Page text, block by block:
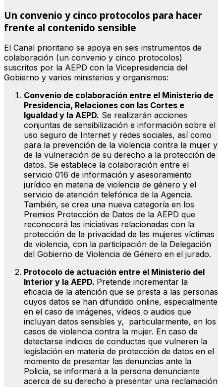
Un convenio y cinco protocolos para hacer
frente al contenido sensible
El Canal prioritario se apoya en seis instrumentos de
colaboración (un convenio y cinco protocolos)
suscritos por la AEPD con la Vicepresidencia del
Gobierno y varios ministerios y organismos:
Convenio de colaboración entre el Ministerio de
Presidencia, Relaciones con las Cortes e
Igualdad y la AEPD. Se realizarán acciones
conjuntas de sensibilización e información sobre el
uso seguro de Internet y redes sociales, así como
para la prevención de la violencia contra la mujer y
de la vulneración de su derecho a la protección de
datos. Se establece la colaboración entre el
servicio 016 de información y asesoramiento
jurídico en materia de violencia de género y el
servicio de atención telefónica de la Agencia.
También, se crea una nueva categoría en los
Premios Protección de Datos de la AEPD que
reconocerá las iniciativas relacionadas con la
protección de la privacidad de las mujeres víctimas
de violencia, con la participación de la Delegación
del Gobierno de Violencia de Género en el jurado.
Protocolo de actuación entre el Ministerio del
Interior y la AEPD. Pretende incrementar la
eficacia de la atención que se presta a las personas
cuyos datos se han difundido online, especialmente
en el caso de imágenes, vídeos o audios que
incluyan datos sensibles y, particularmente, en los
casos de violencia contra la mujer. En caso de
detectarse indicios de conductas que vulneren la
legislación en materia de protección de datos en el
momento de presentar las denuncias ante la
Policía, se informará a la persona denunciante
acerca de su derecho a presentar una reclamación